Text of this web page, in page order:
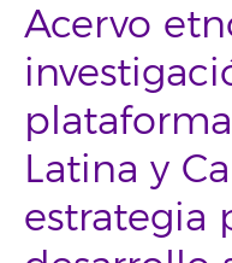
Acervo
Latina y
estrategia